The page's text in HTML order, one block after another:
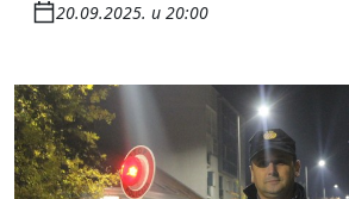
20.09.2025. u 20:00